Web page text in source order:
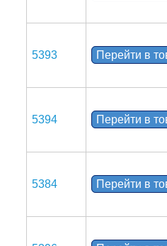
5393 Перейти в
5394 Перейти в
5384 Перейти в